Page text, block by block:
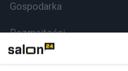
Gospodarka
Rozmaitości